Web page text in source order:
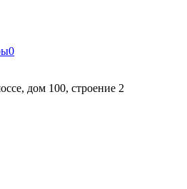
0
дом 100, строение 2